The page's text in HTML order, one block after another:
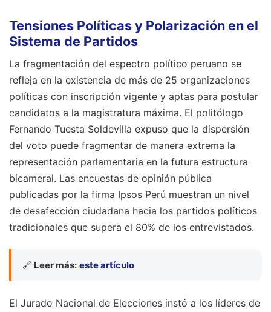
Tensiones Políticas y Polarización en el
Sistema de Partidos
La fragmentación del espectro político peruano se
refleja en la existencia de más de 25 organizaciones
políticas con inscripción vigente y aptas para postular
candidatos a la magistratura máxima. El politólogo
Fernando Tuesta Soldevilla expuso que la dispersión
del voto puede fragmentar de manera extrema la
representación parlamentaria en la futura estructura
bicameral. Las encuestas de opinión pública
publicadas por la firma Ipsos Perú muestran un nivel
de desafección ciudadana hacia los partidos políticos
tradicionales que supera el 80% de los entrevistados.
🔗 Leer más: este artículo
El Jurado Nacional de Elecciones instó a los líderes de